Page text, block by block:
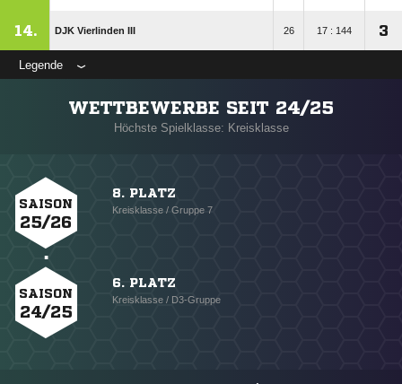
14. DJK Vierlinden III 26 17 : 144 3
Legende
WETTBEWERBE SEIT 24/25
Höchste Spielklasse: Kreisklasse
SAISON
25/26
8. PLATZ
Kreisklasse / Gruppe 7
SAISON
24/25
6. PLATZ
Kreisklasse / D3-Gruppe